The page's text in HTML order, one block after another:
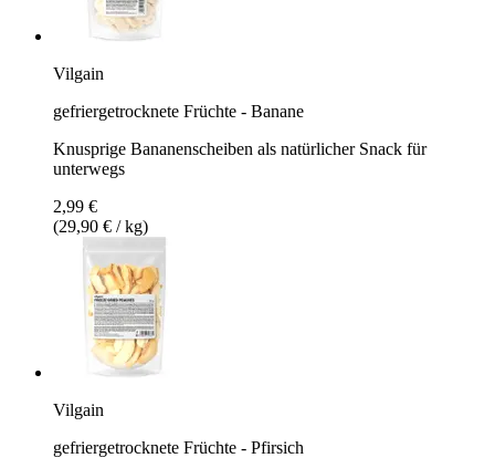
Vilgain
gefriergetrocknete Früchte - Banane
Knusprige Bananenscheiben als natürlicher Snack für
unterwegs
2,99 €
(29,90 € / kg)
Vilgain
gefriergetrocknete Früchte - Pfirsich